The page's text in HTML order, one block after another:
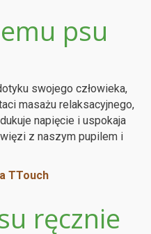
psu
swojego człowieka,
masażu relaksacyjnego,
napięcie i uspokaja
z naszym pupilem i
TTouch
ręcznie